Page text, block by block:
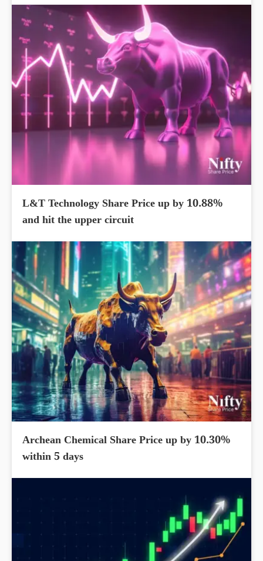
L&T Technology Share Price up by 10.88%
and hit the upper circuit
Archean Chemical Share Price up by 10.30%
within 5 days